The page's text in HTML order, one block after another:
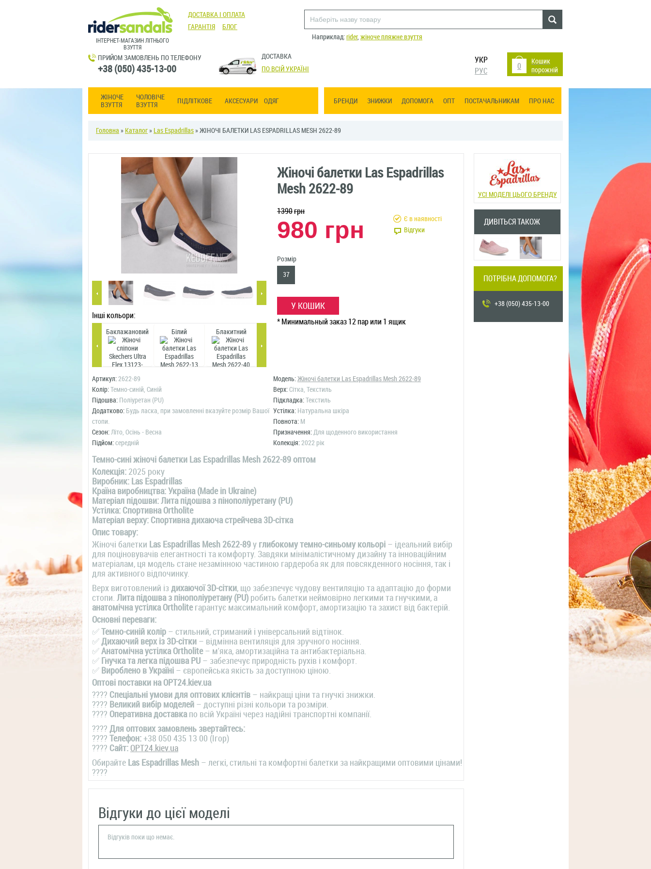
ІНТЕРНЕТ-МАГАЗИН ЛІТНЬОГО
ВЗУТТЯ
ДОСТАВКА І ОПЛАТА
ГАРАНТІЯ
БЛОГ
Наприклад:rider, жіноче пляжне взуття
ПРИЙОМ ЗАМОВЛЕНЬ ПО ТЕЛЕФОНУ
+38 (050) 435-13-00
ДОСТАВКА
ПО ВСІЙ УКРАЇНІ
0
Кошик
порожній
УКР
РУС
ЖІНОЧЕ
ВЗУТТЯ
ЧОЛОВІЧЕ
ВЗУТТЯ
ПІДЛІТКОВЕ АКСЕСУАРИ ОДЯГ БРЕНДИ ЗНИЖКИ ДОПОМОГА ОПТ ПОСТАЧАЛЬНИКАМ ПРО НАС
Головна » Каталог» Las Espadrillas» ЖІНОЧІ БАЛЕТКИ LAS ESPADRILLAS MESH 2622-89
PREVIOUS
Інші кольори:
PREVIOUS
Баклажановий Білий Блакитний
Жіночі балетки Las Espadrillas
Mesh 2622-89
1390грн
980 грн
Є в наявності
Відгуки
Розмір
37
У КОШИК
* Минимальный заказ 12 пар или 1 ящик
Артикул:2622-89 Модель:Жіночі балетки Las Espadrillas Mesh 2622-89
Колір:Темно-синій, Синій Верх:Сітка, Текстиль
Підошва: Поліуретан (PU) Підкладка:Текстиль
Додатково: Будь ласка, при замовленні вказуйте розмір Вашої
стопи.
Устілка: Натуральна шкіра
Повнота: M
Сезон:Літо, Осінь - Весна Призначення:Для щоденного використання
Підйом:середній Колекція:2022 рік
Темно-сині жіночі балетки Las Espadrillas Mesh 2622-89 оптом
Колекція: 2025 року
Виробник: Las Espadrillas
Країна виробництва:Україна (Made in Ukraine)
Матеріал підошви:Лита підошва з пінополіуретану (PU)
Устілка: Спортивна Ortholite
Матеріал верху: Спортивна дихаюча стрейчева 3D-сітка
Опис товару:
Жіночі балетки Las Espadrillas Mesh 2622-89у глибокому темно-синьому кольорі – ідеальний вибір
для поціновувачів елегантності та комфорту. Завдяки мінімалістичному дизайну та інноваційним
матеріалам, ця модель стане незамінною частиною гардероба як для повсякденного носіння, так і
для активного відпочинку.
Верх виготовлений із дихаючої 3D-сітки, що забезпечує чудову вентиляцію та адаптацію до форми
стопи. Лита підошва з пінополіуретану (PU) робить балетки неймовірно легкими та гнучкими, а
анатомічна устілка Ortholiteгарантує максимальний комфорт, амортизацію та захист від бактерій.
Основні переваги:
✅Темно-синій колір – стильний, стриманий і універсальний відтінок.
✅Дихаючий верх із 3D-сітки – відмінна вентиляція для зручного носіння.
✅Анатомічна устілка Ortholite– м'яка, амортизаційна та антибактеріальна.
✅ Гнучка та легка підошва PU – забезпечує природність рухів і комфорт.
✅ Вироблено в Україні – європейська якість за доступною ціною.
Оптові поставки на OPT24.kiev.ua
???? Спеціальні умови для оптових клієнтів – найкращі ціни та гнучкі знижки.
???? Великий вибір моделей – доступні різні кольори та розміри.
???? Оперативна доставкапо всій Україні через надійні транспортні компанії.
???? Для оптових замовлень звертайтесь:
???? Телефон:+38 050 435 13 00 (Ігор)
???? Сайт: OPT24.kiev.ua
Обирайте Las Espadrillas Mesh – легкі, стильні та комфортні балетки за найкращими оптовими цінами!
????
Відгуки до цієї моделі
Відгуків поки що немає.
УСІ МОДЕЛІ ЦЬОГО БРЕНДУ
ДИВІТЬСЯ ТАКОЖ
ПОТРІБНА ДОПОМОГА?
+38 (050) 435-13-00